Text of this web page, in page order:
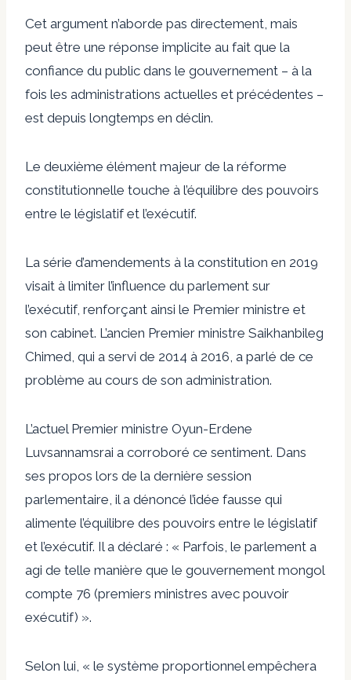
Cet argument n’aborde pas directement, mais
peut être une réponse implicite au fait que la
confiance du public dans le gouvernement – ​​à la
fois les administrations actuelles et précédentes –
est depuis longtemps en déclin.
Le deuxième élément majeur de la réforme
constitutionnelle touche à l’équilibre des pouvoirs
entre le législatif et l’exécutif.
La série d’amendements à la constitution en 2019
visait à limiter l’influence du parlement sur
l’exécutif, renforçant ainsi le Premier ministre et
son cabinet. L’ancien Premier ministre Saikhanbileg
Chimed, qui a servi de 2014 à 2016, a parlé de ce
problème au cours de son administration.
L’actuel Premier ministre Oyun-Erdene
Luvsannamsrai a corroboré ce sentiment. Dans
ses propos lors de la dernière session
parlementaire, il a dénoncé l’idée fausse qui
alimente l’équilibre des pouvoirs entre le législatif
et l’exécutif. Il a déclaré : « Parfois, le parlement a
agi de telle manière que le gouvernement mongol
compte 76 (premiers ministres avec pouvoir
exécutif) ».
Selon lui, « le système proportionnel empêchera